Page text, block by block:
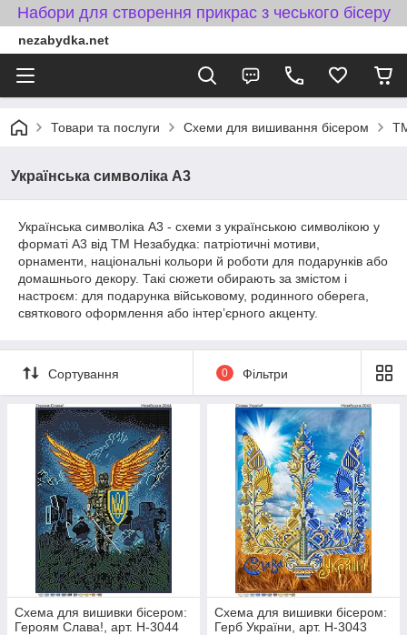
Набори для створення прикрас з чеського бісеру
nezabydka.net
Товари та послуги Схеми для вишивання бісером
Українська символіка А3
Українська символіка А3 - схеми з українською символікою у
форматі A3 від ТМ Незабудка: патріотичні мотиви,
орнаменти, національні кольори й роботи для подарунків або
домашнього декору. Такі сюжети обирають за змістом і
настроєм: для подарунка військовому, родинного оберега,
святкового оформлення або інтерʼєрного акценту.
Сортування 0 Фільтри
Схема для вишивки бісером:
Героям Слава!, арт. Н-3044
Схема для вишивки бісером:
Герб України, арт. Н-3043